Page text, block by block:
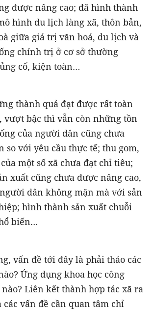
được nâng cao; đã hình thành
hình du lịch làng xã, thôn bản,
giữa giá trị văn hoá, du lịch và
chính trị ở cơ sở thường
cố, kiện toàn…
thành quả đạt được rất toàn
vượt bậc thì vẫn còn những tồn
của người dân cũng chưa
so với yêu cầu thực tế; thu gom,
một số xã chưa đạt chỉ tiêu;
xuất cũng chưa được nâng cao,
dân không mặn mà với sản
hình thành sản xuất chuỗi
biến…
vấn đề tới đây là phải tháo các
Ứng dụng khoa học công
Liên kết thành hợp tác xã ra
các vấn đề cần quan tâm chỉ